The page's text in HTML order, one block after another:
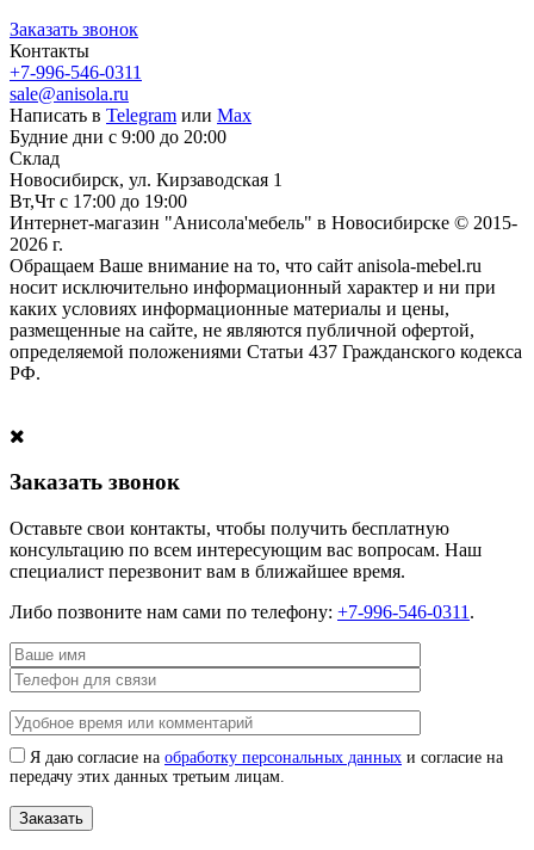
Заказать звонок
Контакты
+7-996-546-0311
sale@anisola.ru
Написать в Telegram или Max
Будние дни с 9:00 до 20:00
Склад
Новосибирск, ул. Кирзаводская 1
Вт,Чт с 17:00 до 19:00
Интернет-магазин "Анисола'мебель" в Новосибирске © 2015-
2026 г.
Обращаем Ваше внимание на то, что сайт anisola-mebel.ru
носит исключительно информационный характер и ни при
каких условиях информационные материалы и цены,
размещенные на сайте, не являются публичной офертой,
определяемой положениями Статьи 437 Гражданского кодекса
РФ.
Заказать звонок
Оставьте свои контакты, чтобы получить бесплатную
консультацию по всем интересующим вас вопросам. Наш
специалист перезвонит вам в ближайшее время.
Либо позвоните нам сами по телефону: +7-996-546-0311 .
Я даю согласие на обработку персональных данных и согласие на
передачу этих данных третьим лицам.